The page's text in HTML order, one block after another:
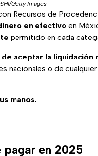
Getty Images
Recursos de
en efectivo en
permitido en cada
aceptar la liquidación
nacionales o de
manos.
pagar en 2025